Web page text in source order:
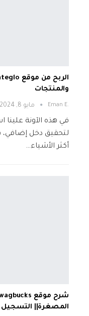
والمنتجات
.Eman E مايو 8, 2024
في هذه الآونة علينا
لتحقيق دخل إضافي،
أكثر الأشياء…
المصغرة||